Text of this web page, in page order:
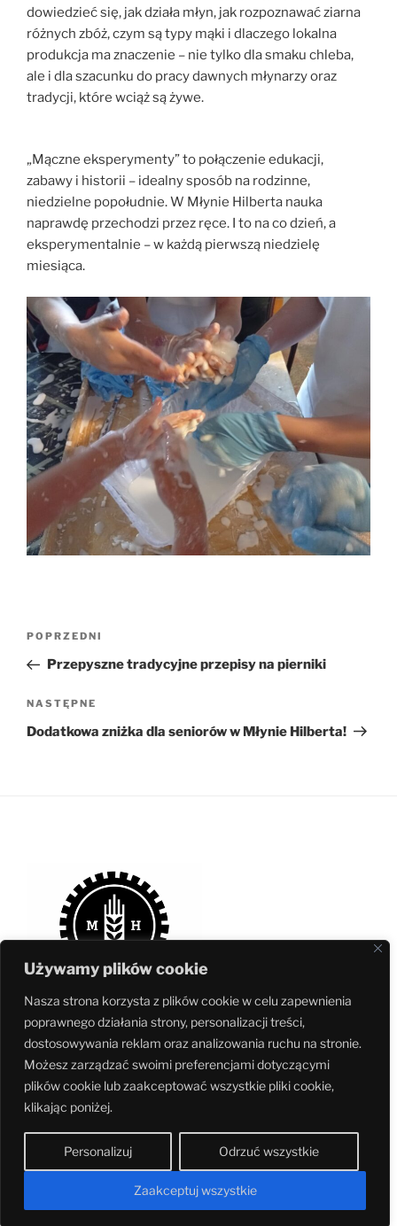
Używamy plików cookie
Nasza strona korzysta z plików cookie w celu zapewnienia
poprawnego działania strony, personalizacji treści,
dostosowywania reklam oraz analizowania ruchu na stronie.
Możesz zarządzać swoimi preferencjami dotyczącymi
plików cookie lub zaakceptować wszystkie pliki cookie,
klikając poniżej.
Personalizuj Odrzuć wszystkie
Zaakceptuj wszystkie
dowiedzieć się, jak działa młyn, jak rozpoznawać ziarna
różnych zbóż, czym są typy mąki i dlaczego lokalna
produkcja ma znaczenie – nie tylko dla smaku chleba,
ale i dla szacunku do pracy dawnych młynarzy oraz
tradycji, które wciąż są żywe.
„Mączne eksperymenty” to połączenie edukacji,
zabawy i historii – idealny sposób na rodzinne,
niedzielne popołudnie. W Młynie Hilberta nauka
naprawdę przechodzi przez ręce. I to na co dzień, a
eksperymentalnie – w każdą pierwszą niedzielę
miesiąca.
Nawigacja
Poprzedni
wpis
POPRZEDNI
Przepyszne tradycyjne przepisy na pierniki
Następny
wpis
NASTĘPNE
Dodatkowa zniżka dla seniorów w Młynie Hilberta!
Muzeum jest częściąFundacji Ochrony Dziedzictwa Przemysłowego
Śląska – największej w Polsce niezależnej organizacji pozarządowej
zajmującej się ochroną i promocją zabytków kultury technicznej.